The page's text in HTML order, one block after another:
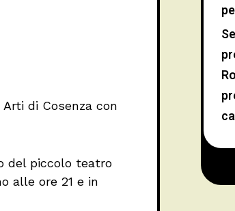
di Cosenza con
del piccolo teatro
alle ore 21 e in